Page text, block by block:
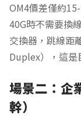
OM4價差僅約
40G時不需要換
交換器，跳線距
Duplex），這是
場景二：企
幹）